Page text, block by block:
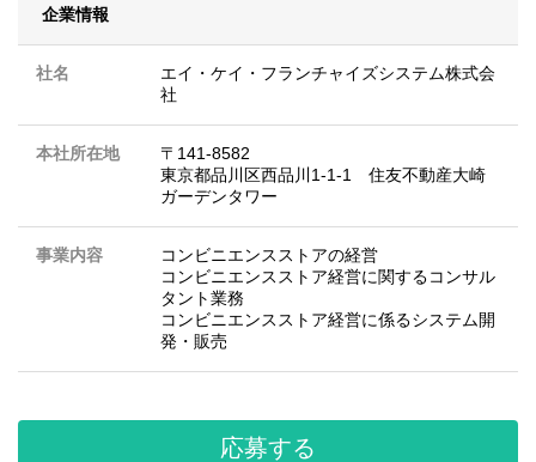
企業情報
社名
エイ・ケイ・フランチャイズシステム株式会
社
本社所在地
〒141-8582
東京都品川区西品川1-1-1 住友不動産大崎
ガーデンタワー
事業内容
コンビニエンスストアの経営
コンビニエンスストア経営に関するコンサル
タント業務
コンビニエンスストア経営に係るシステム開
発・販売
応募する